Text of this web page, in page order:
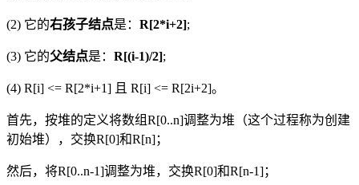
(2) 它的右孩子结点是： R[2*i+2];
(3) 它的父结点是： R[(i-1)/2];
(4) R[i] <= R[2*i+1] 且 R[i] <= R[2i+2]。
首先，按堆的定义将数组R[0..n]调整为堆（这个过程称为创建
初始堆），交换R[0]和R[n]；
然后，将R[0..n-1]调整为堆，交换R[0]和R[n-1]；